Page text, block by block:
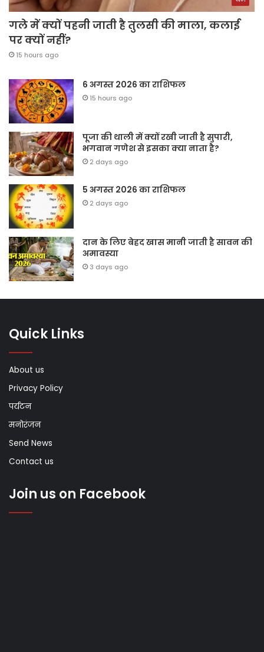
गले में क्यों पहनी जाती है तुलसी की माला, कलाई
पर क्यों नहीं?
15 hours ago
6 अगस्त 2026 का राशिफल
15 hours ago
पूजा की थाली में क्यों रखी जाती है सुपारी,
भगवान गणेश से इसका क्या नाता है?
2 days ago
5 अगस्त 2026 का राशिफल
2 days ago
दान के लिए बेहद खास मानी जाती है सावन की
अमावस्या
3 days ago
Quick Links
About us
Privacy Policy
पर्यटन
मनोरंजन
Send News
Contact us
Join us on Facebook